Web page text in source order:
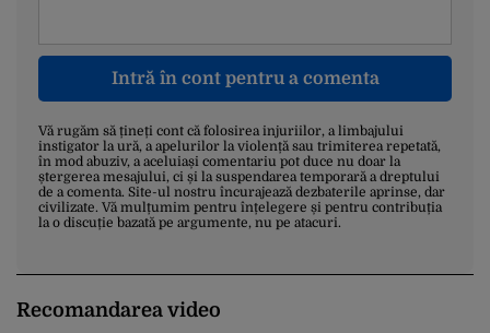
Intră în cont pentru a comenta
Vă rugăm să țineți cont că folosirea injuriilor, a limbajului
instigator la ură, a apelurilor la violență sau trimiterea repetată,
în mod abuziv, a aceluiași comentariu pot duce nu doar la
ștergerea mesajului, ci și la suspendarea temporară a dreptului
de a comenta. Site-ul nostru încurajează dezbaterile aprinse, dar
civilizate. Vă mulțumim pentru înțelegere și pentru contribuția
la o discuție bazată pe argumente, nu pe atacuri.
Recomandarea video